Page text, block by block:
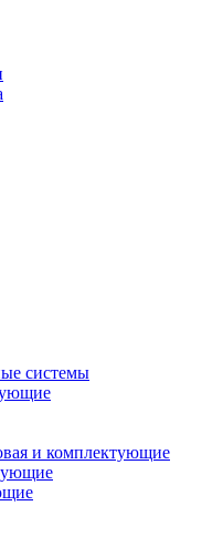
системы
и комплектующие